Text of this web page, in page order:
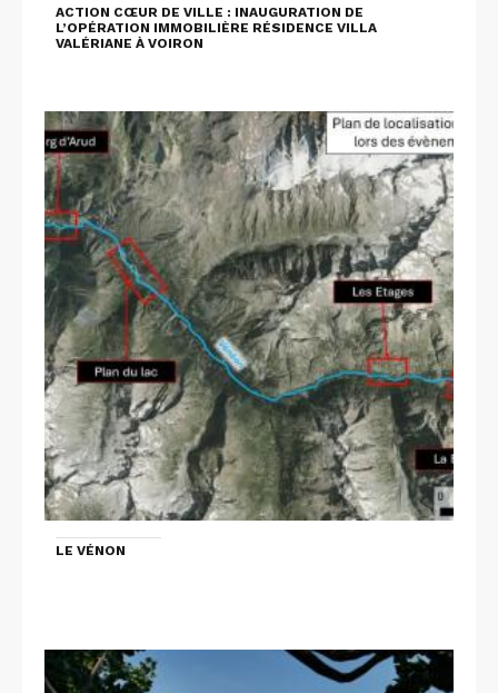
ACTION CŒUR DE VILLE : INAUGURATION DE
L’OPÉRATION IMMOBILIÈRE RÉSIDENCE VILLA
VALÉRIANE À VOIRON
LE VÉNON